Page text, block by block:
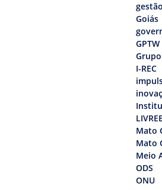
Goiás
GPTW
I-REC
LIVREE
Mato
Mato
Meio
ODS
ONU